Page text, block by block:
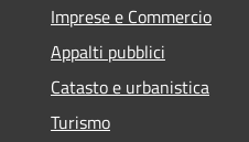
Imprese e Commercio
Appalti pubblici
Catasto e urbanistica
Turismo